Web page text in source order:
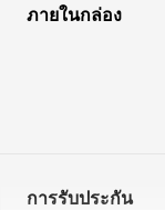
ภายในกล่อง
การรับประกัน